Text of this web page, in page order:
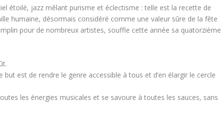
étoilé, jazz mêlant purisme et éclectisme : telle est la recette de
humaine, désormais considéré comme une valeur sûre de la fête
pour de nombreux artistes, souffle cette année sa quatorzième
est de rendre le genre accessible à tous et d’en élargir le cercle
les énergies musicales et se savoure à toutes les sauces, sans